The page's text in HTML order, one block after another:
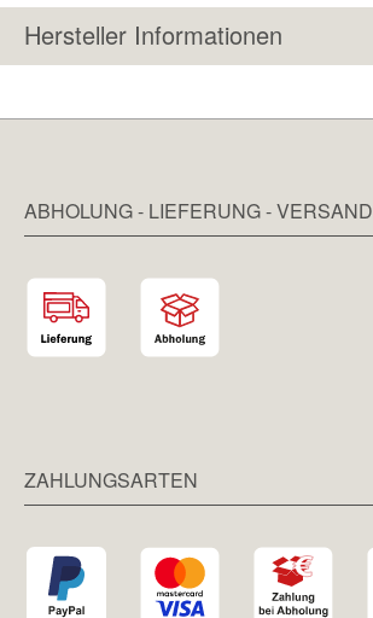
Hersteller Informationen
ABHOLUNG - LIEFERUNG - VERSAND
ZAHLUNGSARTEN